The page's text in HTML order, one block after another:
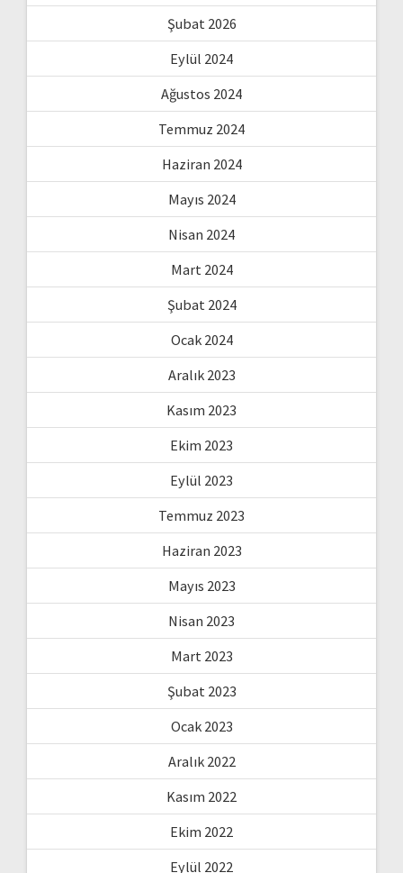
Şubat 2026
Eylül 2024
Ağustos 2024
Temmuz 2024
Haziran 2024
Mayıs 2024
Nisan 2024
Mart 2024
Şubat 2024
Ocak 2024
Aralık 2023
Kasım 2023
Ekim 2023
Eylül 2023
Temmuz 2023
Haziran 2023
Mayıs 2023
Nisan 2023
Mart 2023
Şubat 2023
Ocak 2023
Aralık 2022
Kasım 2022
Ekim 2022
Eylül 2022